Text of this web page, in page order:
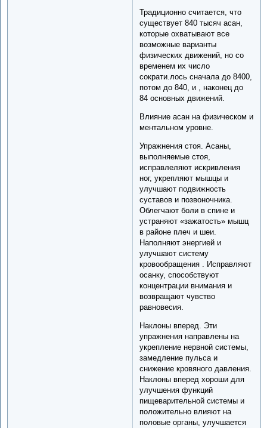
Традиционно считается, что
существует 840 тысяч асан,
которые охватывают все
возможные варианты
физических движений, но со
временем их число
сократи.лось сначала до 8400,
потом до 840, и , наконец до
84 основных движений.
Влияние асан на физическом и
ментальном уровне.
Упражнения стоя. Асаны,
выполняемые стоя,
исправлеляют искривления
ног, укрепляют мышцы и
улучшают подвижность
суставов и позвоночника.
Облегчают боли в спине и
устраняют «зажатость» мышц
в районе плеч и шеи.
Наполняют энергией и
улучшают систему
кровообращения . Исправляют
осанку, способствуют
концентрации внимания и
возвращают чувство
равновесия.
Наклоны вперед. Эти
упражнения направлены на
укрепление нервной системы,
замедление пульса и
снижение кровяного давления.
Наклоны вперед хороши для
улучшения функций
пищеварительной системы и
положительно влияют на
половые органы, улучшается